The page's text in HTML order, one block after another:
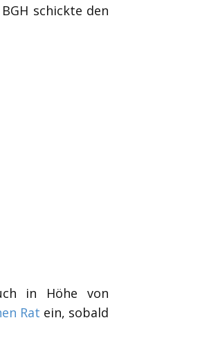
schickte den
in Höhe von
Rat ein, sobald